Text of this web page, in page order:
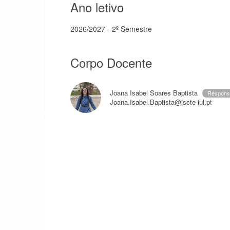
Ano letivo
2026/2027 - 2º Semestre
Corpo Docente
Joana Isabel Soares Baptista
Joana.Isabel.Baptista@iscte-iul.pt